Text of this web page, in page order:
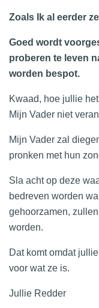
Zoals Ik al eerder
Goed wordt
proberen te leven
worden bespot.
Kwaad, hoe jullie
Mijn Vader niet
Mijn Vader zal
pronken met hun
Sla acht op deze
bedreven worden
gehoorzamen,
worden.
Dat komt omdat
voor wat ze is.
Jullie Redder